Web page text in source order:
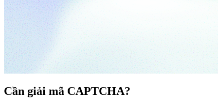
Cần giải mã CAPTCHA?